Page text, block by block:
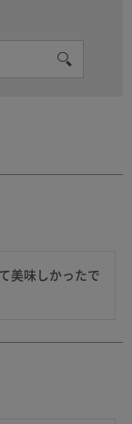
美味しかったで